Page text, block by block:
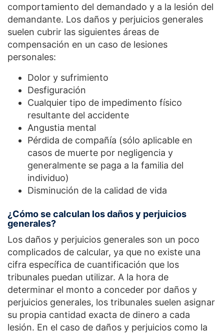
comportamiento del demandado y a la lesión del
demandante. Los daños y perjuicios generales
suelen cubrir las siguientes áreas de
compensación en un caso de lesiones
personales:
Dolor y sufrimiento
Desfiguración
Cualquier tipo de impedimento físico
resultante del accidente
Angustia mental
Pérdida de compañía (sólo aplicable en
casos de muerte por negligencia y
generalmente se paga a la familia del
individuo)
Disminución de la calidad de vida
¿Cómo se calculan los daños y perjuicios
generales?
Los daños y perjuicios generales son un poco
complicados de calcular, ya que no existe una
cifra específica de cuantificación que los
tribunales puedan utilizar. A la hora de
determinar el monto a conceder por daños y
perjuicios generales, los tribunales suelen asignar
su propia cantidad exacta de dinero a cada
lesión. En el caso de daños y perjuicios como la